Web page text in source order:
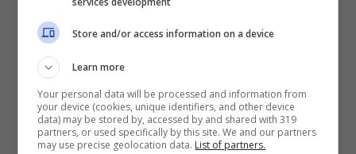
nuvoloso, ma senza fenomeni degni di nota.
Nello specificosu litorale
tirrenicoesull’Appennino
alternate a schiarite per l’intera giornata;
litorale ioniconubi sparse alternate a
schiarite con tendenza dalla sera ad
Store and/or access information on a device
Learn more
Your personal data will be processed and information from
your device (cookies, unique identifiers, and other device
data) may be stored by, accessed by and shared with 319
partners, or used specifically by this site. We and our partners
may use precise geolocation data. List of partners.